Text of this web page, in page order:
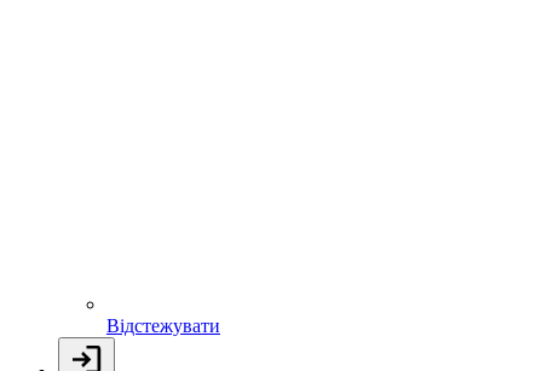
Відстежувати